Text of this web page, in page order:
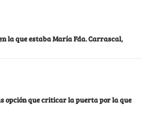
la que estaba María Fda. Carrascal,
opción que criticar la puerta por la que